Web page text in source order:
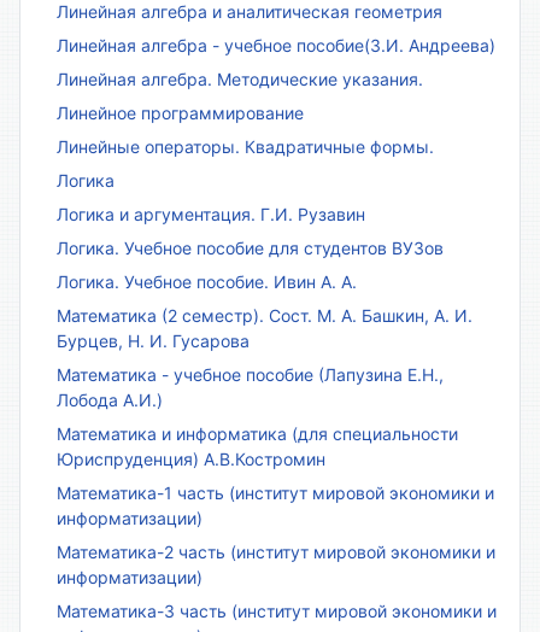
Линейная алгебра и аналитическая геометрия
Линейная алгебра - учебное пособие(З.И. Андреева)
Линейная алгебра. Методические указания.
Линейное программирование
Линейные операторы. Квадратичные формы.
Логика
Логика и аргументация. Г.И. Рузавин
Логика. Учебное пособие для студентов ВУЗов
Логика. Учебное пособие. Ивин А. А.
Математика (2 семестр). Сост. М. А. Башкин, А. И.
Бурцев, Н. И. Гусарова
Математика - учебное пособие (Лапузина Е.Н.,
Лобода А.И.)
Математика и информатика (для специальности
Юриспруденция) А.В.Костромин
Математика-1 часть (институт мировой экономики и
информатизации)
Математика-2 часть (институт мировой экономики и
информатизации)
Математика-3 часть (институт мировой экономики и